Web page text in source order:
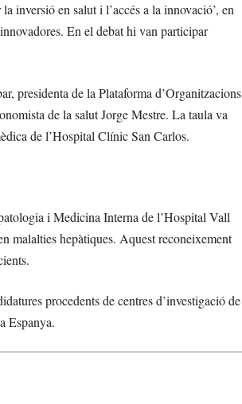
inversió en salut i l’accés a la innovació’, en
En el debat hi van participar
presidenta de la Plataforma d’Organitzacions
de la salut Jorge Mestre. La taula va
de l’Hospital Clínic San Carlos.
i Medicina Interna de l’Hospital Vall
malalties hepàtiques. Aquest reconeixement
procedents de centres d’investigació de
Espanya.